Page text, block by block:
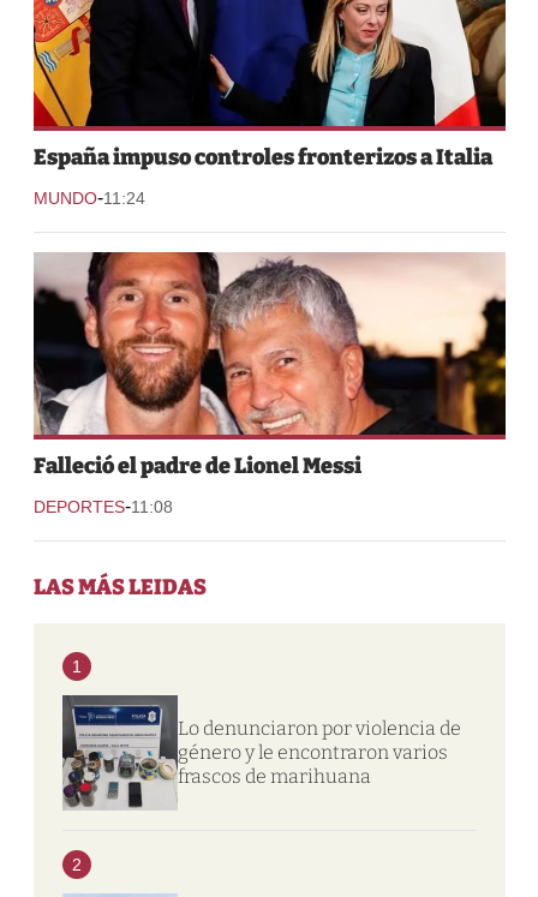
España impuso controles fronterizos a Italia
MUNDO-11:24
Falleció el padre de Lionel Messi
DEPORTES-11:08
LAS MÁS LEIDAS
1
Lo denunciaron por violencia de
género y le encontraron varios
frascos de marihuana
2